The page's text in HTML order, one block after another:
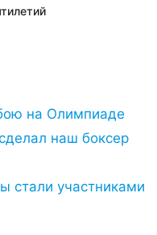
на Олимпиаде
наш боксер
стали участниками